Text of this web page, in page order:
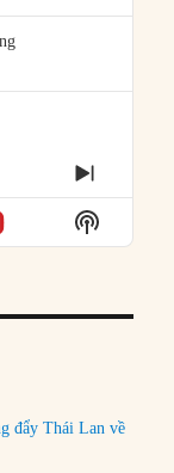
NEXT
Show
Podcast
đẩy Thái Lan về